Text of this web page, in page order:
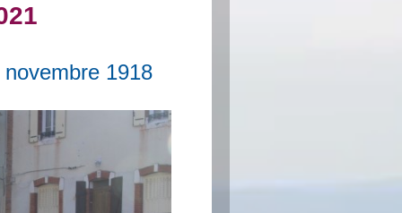
1918